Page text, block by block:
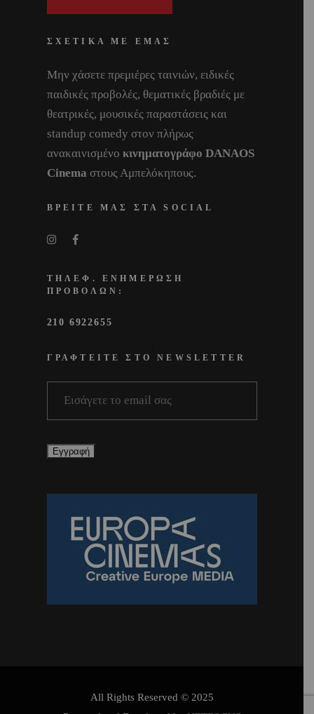
ΣΧΕΤΙΚΑ ΜΕ ΕΜΑΣ
Μην χάσετε πρεμιέρες ταινιών, ειδικές
παιδικές προβολές, θεματικές βραδιές με
θεατρικές, μουσικές παραστάσεις και
standup comedy στον πλήρως
ανακαινισμένο κινηματογράφο DANAOS
Cinema στους Αμπελόκηπους.
ΒΡΕΙΤΕ ΜΑΣ ΣΤΑ SOCIAL
ΤΗΛΕΦ. ΕΝΗΜΕΡΩΣΗ
ΠΡΟΒΟΛΩΝ:
210 6922655
ΓΡΑΦΤΕΙΤΕ ΣΤΟ NEWSLETTER
All Rights Reserved © 2025